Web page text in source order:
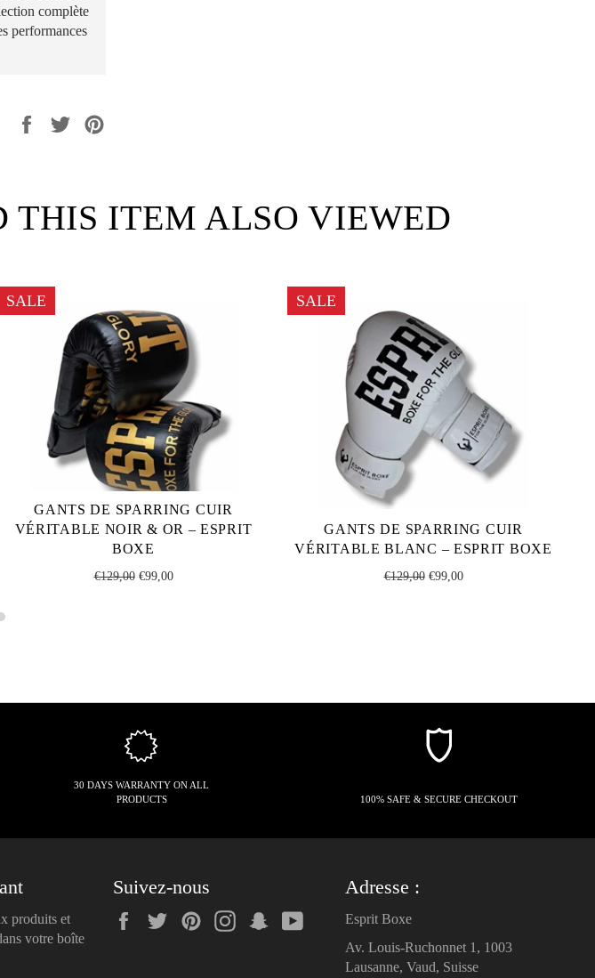
complète
performances
Share
Tweet
THIS ITEM ALSO VIEWED
GANTS DE SPARRING CUIR
VÉRITABLE NOIR & OR – ESPRIT
BOXE
Regular
€129,00Sale
€99,00
SALE
GANTS DE SPARRING CUIR
VÉRITABLE BLANC – ESPRIT BOXE
Regular
€129,00Sale
€99,00
SALE
30 DAYS WARRANTY ON ALL
PRODUCTS
100% SAFE & SECURE CHECKOUT
produits et
votre boîte
Suivez-nous
FacebookTwitterPinterestInstagramSnapchatYouTube
Adresse :
Esprit Boxe
Av. Louis-Ruchonnet 1, 1003
Lausanne, Vaud, Suisse